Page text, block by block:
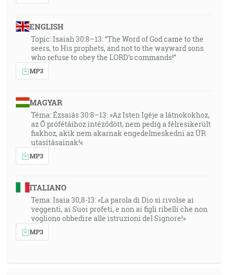
ENGLISH
Topic: Isaiah 30:8–13: “The Word of God came to the
seers, to His prophets, and not to the wayward sons
who refuse to obey the LORD’s commands!”
MP3
MAGYAR
Téma: Ézsaiás 30:8–13: »Az Isten Igéje a látnokokhoz,
az Ő prófétáihoz intéződött, nem pedig a félresikerült
fiakhoz, akik nem akarnak engedelmeskedni az ÚR
utasításainak!«
MP3
ITALIANO
Tema: Isaia 30,8-13: «La parola di Dio si rivolse ai
veggenti, ai Suoi profeti, e non ai figli ribelli che non
vogliono obbedire alle istruzioni del Signore!»
MP3